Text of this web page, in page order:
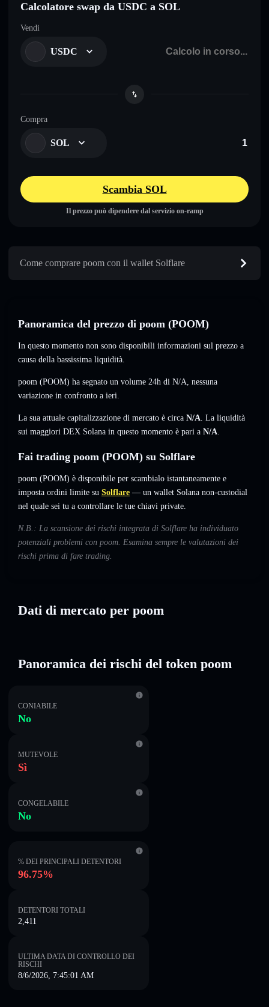
Calcolatore swap da USDC a SOL
Vendi
USDC
Compra
SOL
Scambia SOL
Il prezzo può dipendere dal servizio on-ramp
Come comprare poom con il wallet Solflare
Panoramica del prezzo di poom (POOM)
In questo momento non sono disponibili informazioni sul prezzo a
causa della bassissima liquidità.
poom (POOM) ha segnato un volume 24h di N/A, nessuna
variazione in confronto a ieri.
La sua attuale capitalizzazione di mercato è circa N/A. La liquidità
sui maggiori DEX Solana in questo momento è pari a N/A.
Fai trading poom (POOM) su Solflare
poom (POOM) è disponibile per scambialo istantaneamente e
imposta ordini limite su Solflare — un wallet Solana non-custodial
nel quale sei tu a controllare le tue chiavi private.
N.B.: La scansione dei rischi integrata di Solflare ha individuato
potenziali problemi con poom. Esamina sempre le valutazioni dei
rischi prima di fare trading.
Dati di mercato per poom
Panoramica dei rischi del token poom
CONIABILE
No
MUTEVOLE
Sì
CONGELABILE
No
% DEI PRINCIPALI DETENTORI
96.75%
DETENTORI TOTALI
2,411
ULTIMA DATA DI CONTROLLO DEI
RISCHI
8/6/2026, 7:45:01 AM